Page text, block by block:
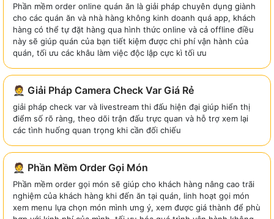
Phần mềm order online quán ăn là giải pháp chuyên dụng giành
cho các quán ăn và nhà hàng không kinh doanh quá app, khách
hàng có thể tự đặt hàng qua hình thức online và cả offline điều
này sẽ giúp quán của bạn tiết kiệm được chi phí vận hành của
quán, tối ưu các khâu làm việc độc lập cực kì tối ưu
🤵 Giải Pháp Camera Check Var Giá Rẻ
giải pháp check var và livestream thi đấu hiện đại giúp hiển thị
điểm số rõ ràng, theo dõi trận đấu trực quan và hỗ trợ xem lại
các tình huống quan trọng khi cần đối chiếu
🤵 Phần Mềm Order Gọi Món
Phần mềm order gọi món sẽ giúp cho khách hàng nâng cao trãi
nghiệm của khách hàng khi đến ăn tại quán, linh hoạt gọi món
xem menu lựa chọn món mình ưng ý, xem được giá thành để phù